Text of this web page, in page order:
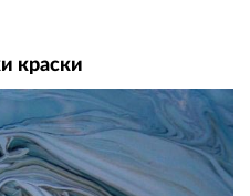
краски